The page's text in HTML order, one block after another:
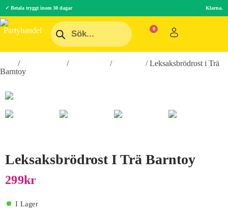
✓ Betala tryggt inom 30 dagar Klarna.
/ / /
/ Leksaksbrödrost i Trä
Barntoy
Leksaksbrödrost I Trä Barntoy
299Kr
I Lager